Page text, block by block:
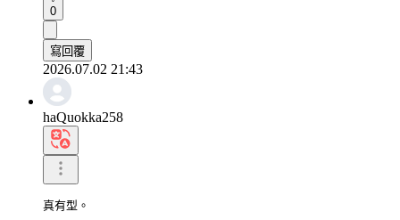
0
寫回覆
2026.07.02 21:43
haQuokka258
真有型。